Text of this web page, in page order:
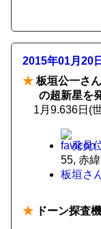
2015年01月20
★ 板垣公一さ
の超新星を
1月9.636日(
発見
55, 赤
板垣さ
★ ドーン探査